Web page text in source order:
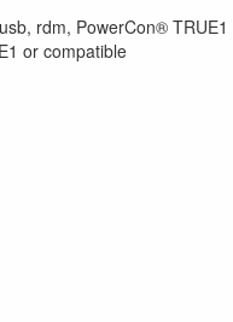
rdm, PowerCon®
or compatible